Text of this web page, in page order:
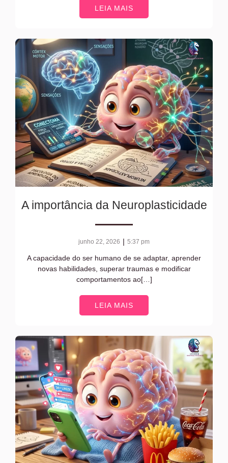
LEIA MAIS
A importância da Neuroplasticidade
junho 22, 2026 | 5:37 pm
A capacidade do ser humano de se adaptar, aprender
novas habilidades, superar traumas e modificar
comportamentos ao[…]
LEIA MAIS